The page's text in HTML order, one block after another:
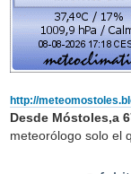
http://
Desde Móstoles,a
meteorólogo solo el